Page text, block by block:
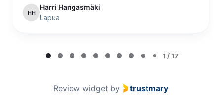
HH
Harri Hangasmäki
Lapua
1 / 17
Review widget by trustmary